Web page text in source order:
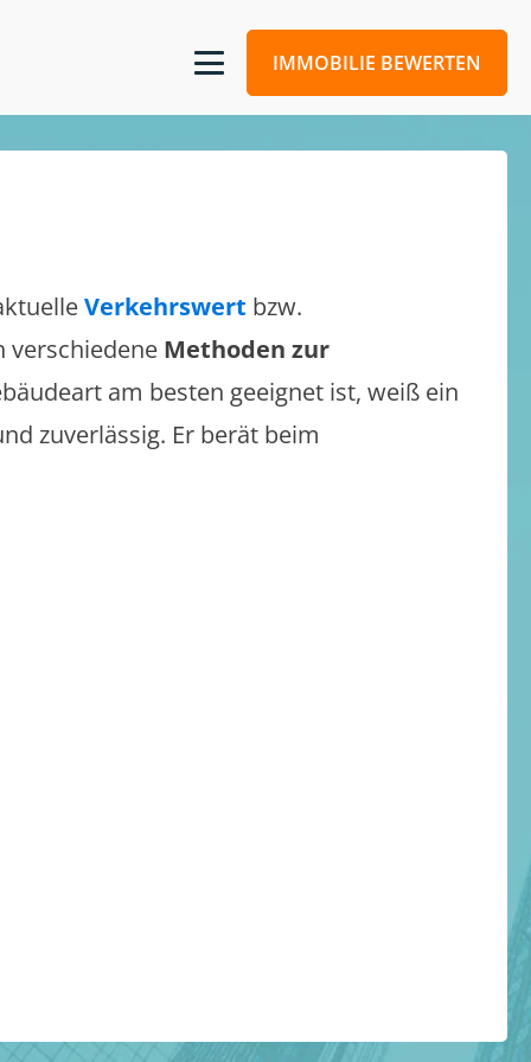
IMMOBILIE BEWERTEN
Verkehrswert bzw.
verschiedene Methoden zur
am besten geeignet ist, weiß ein
zuverlässig. Er berät beim